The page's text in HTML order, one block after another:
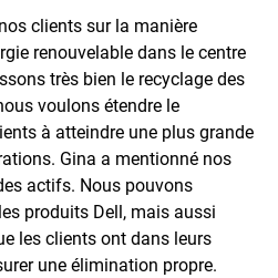
clients sur la manière
renouvelable dans le centre
très bien le recyclage des
voulons étendre le
à atteindre une plus grande
Gina a mentionné nos
actifs. Nous pouvons
produits Dell, mais aussi
les clients ont dans leurs
une élimination propre.